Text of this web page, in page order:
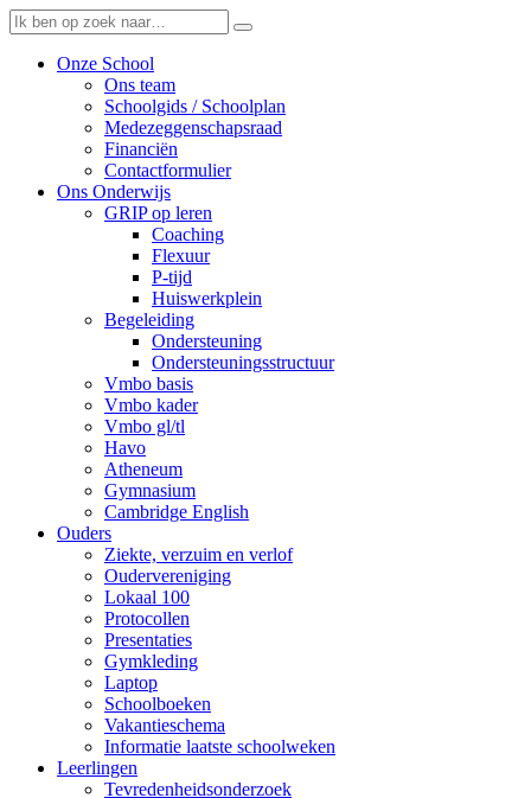
Onze School
Ons team
Schoolgids / Schoolplan
Medezeggenschapsraad
Financiën
Contactformulier
Ons Onderwijs
GRIP op leren
Coaching
Flexuur
P-tijd
Huiswerkplein
Begeleiding
Ondersteuning
Ondersteuningsstructuur
Vmbo basis
Vmbo kader
Vmbo gl/tl
Havo
Atheneum
Gymnasium
Cambridge English
Ouders
Ziekte, verzuim en verlof
Oudervereniging
Lokaal 100
Protocollen
Presentaties
Gymkleding
Laptop
Schoolboeken
Vakantieschema
Informatie laatste schoolweken
Leerlingen
Tevredenheidsonderzoek